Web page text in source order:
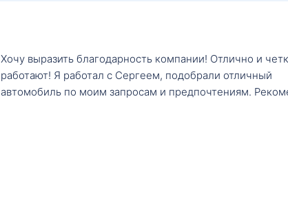
Хочу выразить благодарность компании! Отлично и
работают! Я работал с Сергеем, подобрали отличный
автомобиль по моим запросам и предпочтениям.